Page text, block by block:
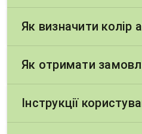
Як визначити колір
Як отримати
Інструкції